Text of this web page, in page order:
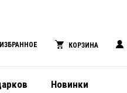
ИЗБРАННОЕ КОРЗИНА
Новинки